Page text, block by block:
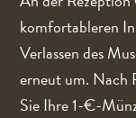
komfortableren
Verlassen des
erneut um. Nach
Sie Ihre 1-€-